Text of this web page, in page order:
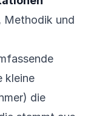
Methodik und
kleine
die